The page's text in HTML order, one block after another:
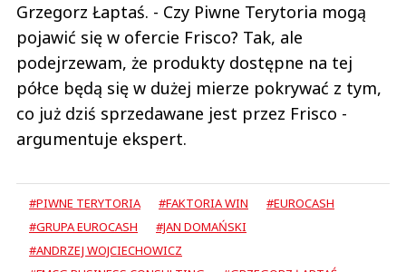
Grzegorz Łaptaś. - Czy Piwne Terytoria mogą
pojawić się w ofercie Frisco? Tak, ale
podejrzewam, że produkty dostępne na tej
półce będą się w dużej mierze pokrywać z tym,
co już dziś sprzedawane jest przez Frisco -
argumentuje ekspert.
#PIWNE TERYTORIA #FAKTORIA WIN
#EUROCASH
#GRUPA EUROCASH
#JAN DOMAŃSKI
#ANDRZEJ WOJCIECHOWICZ